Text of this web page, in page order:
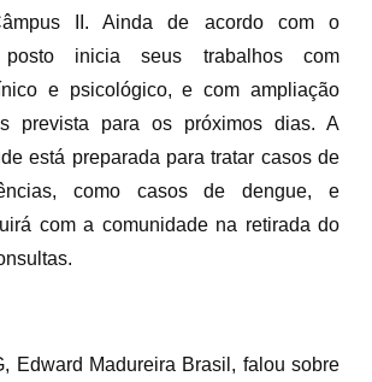
II. Ainda de acordo com o
inicia seus trabalhos com
e psicológico, e com ampliação
prevista para os próximos dias. A
está preparada para tratar casos de
como casos de dengue, e
com a comunidade na retirada do
Edward Madureira Brasil, falou sobre